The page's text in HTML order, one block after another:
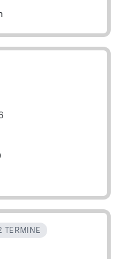
TERMINE